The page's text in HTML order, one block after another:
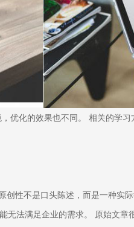
优化的效果也不同。 相关的学
创性不是口头陈述，而是一种实
无法满足企业的需求。 原始文